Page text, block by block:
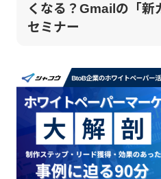
くなる？Gmailの「新
セミナー